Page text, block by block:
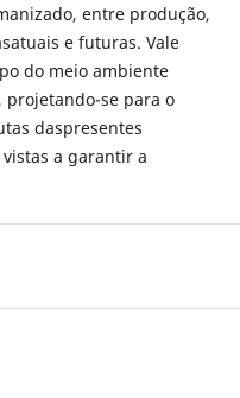
entre produção,
e futuras. Vale
do meio ambiente
se para o
daspresentes
a garantir a